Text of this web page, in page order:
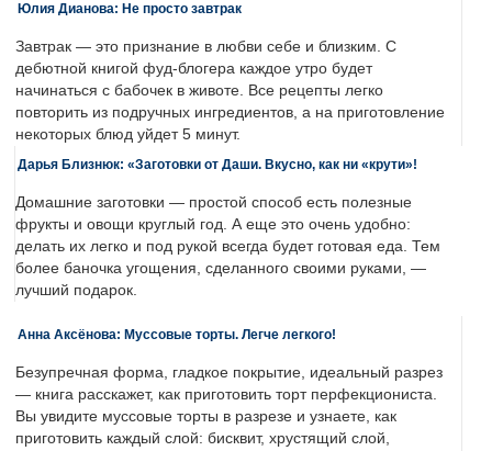
Юлия Дианова: Не просто завтрак
Завтрак — это признание в любви себе и близким. С
дебютной книгой фуд-блогера каждое утро будет
начинаться с бабочек в животе. Все рецепты легко
повторить из подручных ингредиентов, а на приготовление
некоторых блюд уйдет 5 минут.
Дарья Близнюк: «Заготовки от Даши. Вкусно, как ни «крути»!
Домашние заготовки — простой способ есть полезные
фрукты и овощи круглый год. А еще это очень удобно:
делать их легко и под рукой всегда будет готовая еда. Тем
более баночка угощения, сделанного своими руками, —
лучший подарок.
Анна Аксёнова: Муссовые торты. Легче легкого!
Безупречная форма, гладкое покрытие, идеальный разрез
— книга расскажет, как приготовить торт перфекциониста.
Вы увидите муссовые торты в разрезе и узнаете, как
приготовить каждый слой: бисквит, хрустящий слой,